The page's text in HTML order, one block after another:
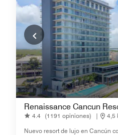
Renaissance Cancun
4.4 (1191 opiniones) |
4,5
Nuevo resort de lujo en Cancún